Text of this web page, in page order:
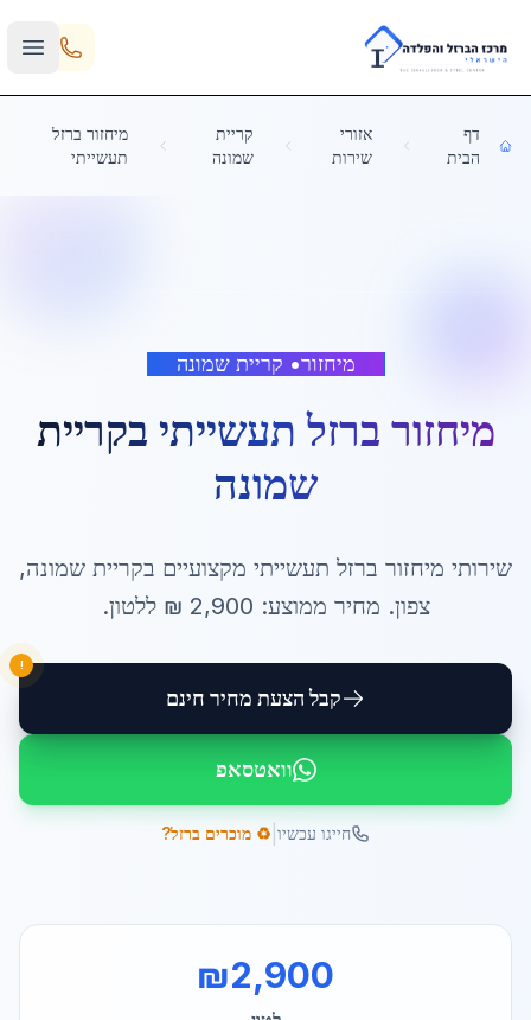
Skip to main content
דף
הבית
אזורי
שירות
קריית
שמונה
מיחזור ברזל
תעשייתי
מיחזור• קריית שמונה
מיחזור ברזל תעשייתי בקריית
שמונה
שירותי מיחזור ברזל תעשייתי מקצועיים בקריית שמונה,
צפון. מחיר ממוצע: 2,900 ₪ ללטון.
קבל הצעת מחיר חינם
!
וואטסאפ
חייגו עכשיו ♻️ מוכרים ברזל?
₪2,900